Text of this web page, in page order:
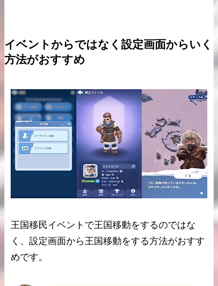
イベントからではなく設定画面からいく
方法がおすすめ
王国移民イベントで王国移動をするのではな
く、設定画面から王国移動をする方法がおすす
めです。